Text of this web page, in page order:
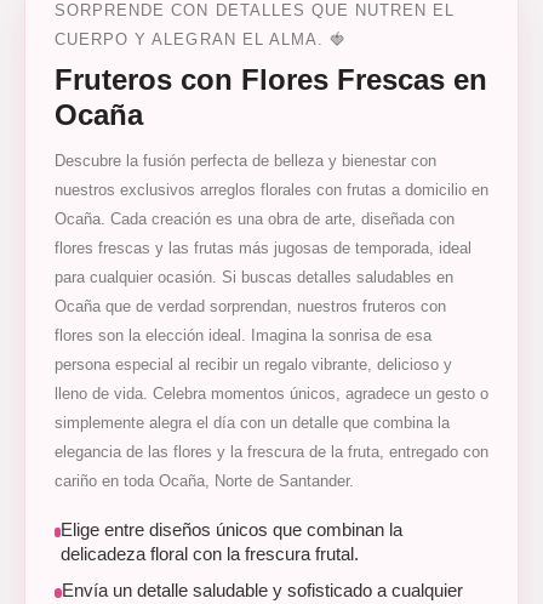
SORPRENDE CON DETALLES QUE NUTREN EL
CUERPO Y ALEGRAN EL ALMA. 🍓
Fruteros con Flores Frescas en
Ocaña
Descubre la fusión perfecta de belleza y bienestar con
nuestros exclusivos arreglos florales con frutas a domicilio en
Ocaña. Cada creación es una obra de arte, diseñada con
flores frescas y las frutas más jugosas de temporada, ideal
para cualquier ocasión. Si buscas detalles saludables en
Ocaña que de verdad sorprendan, nuestros fruteros con
flores son la elección ideal. Imagina la sonrisa de esa
persona especial al recibir un regalo vibrante, delicioso y
lleno de vida. Celebra momentos únicos, agradece un gesto o
simplemente alegra el día con un detalle que combina la
elegancia de las flores y la frescura de la fruta, entregado con
cariño en toda Ocaña, Norte de Santander.
Elige entre diseños únicos que combinan la
delicadeza floral con la frescura frutal.
Envía un detalle saludable y sofisticado a cualquier